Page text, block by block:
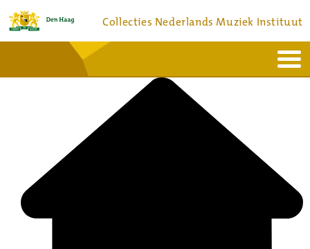
Collecties Nederlands Muziek Instituut
Bronnen en collecties